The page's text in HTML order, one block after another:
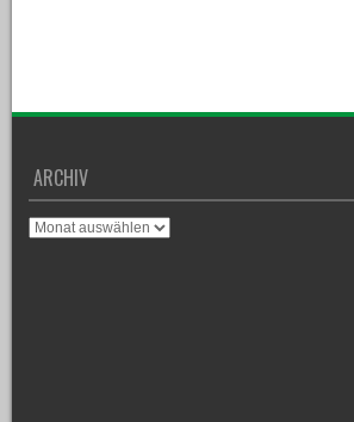
ARCHIV
Archiv